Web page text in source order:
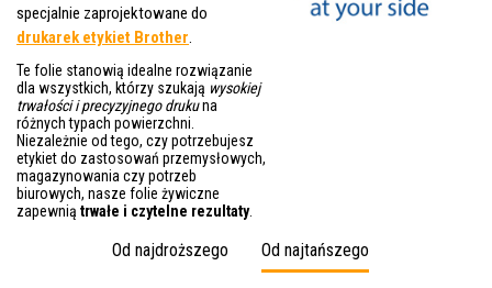
specjalnie zaprojektowane do
drukarek etykiet Brother.
Te folie stanowią idealne rozwiązanie
dla wszystkich, którzy szukają wysokiej
trwałości i precyzyjnego drukuna
różnych typach powierzchni.
Niezależnie od tego, czy potrzebujesz
etykiet do zastosowań przemysłowych,
magazynowania czy potrzeb
biurowych, nasze folie żywiczne
zapewnią trwałe i czytelne rezultaty.
Od najdroższego Od najtańszego